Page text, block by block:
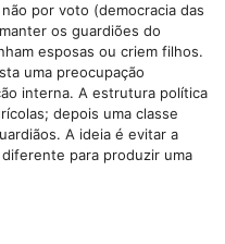
por voto (democracia das
os guardiões do
esposas ou criem filhos.
uma preocupação
interna. A estrutura política
depois uma classe
A ideia é evitar a
para produzir uma